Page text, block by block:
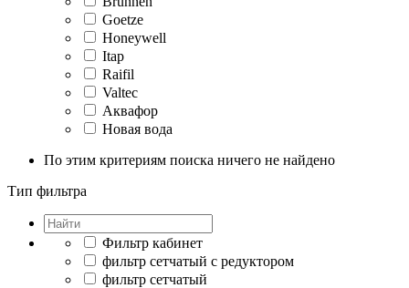
Goetze
Honeywell
Itap
Raifil
Valtec
Аквафор
Новая вода
По этим критериям поиска ничего не найдено
Тип фильтра
Фильтр кабинет
фильтр сетчатый с редуктором
фильтр сетчатый